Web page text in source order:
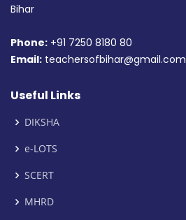
Bihar
Phone: +91 7250 8180 80
Email: teachersofbihar@gmail.com
Useful Links
DIKSHA
e-LOTS
SCERT
MHRD